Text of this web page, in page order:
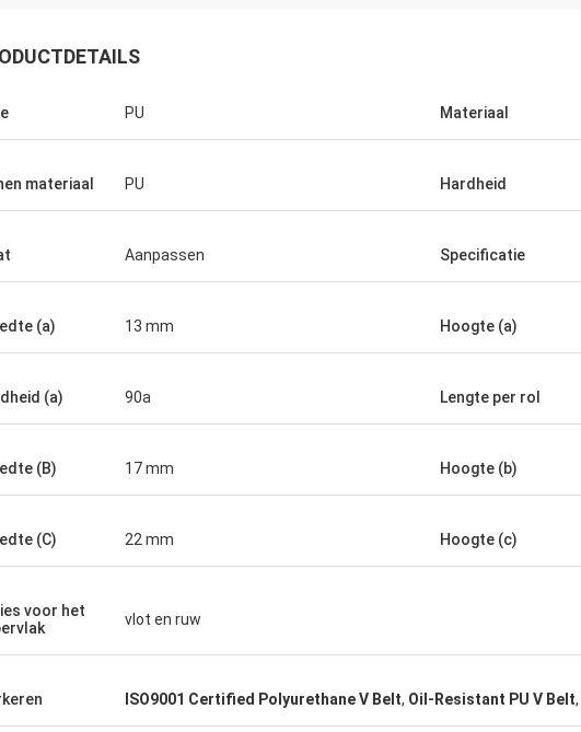
Mr.Mike
produceerde.
PU Materiaal
materiaal PU Hardheid
Aanpassen Specificatie
(a) 13 mm Hoogte (a)
(a) 90a Lengte per rol
(B) 17 mm Hoogte (b)
(C) 22 mm Hoogte (c)
voor het
vlot en ruw
ISO9001 Certified Polyurethane V Belt, Oil-Resistant PU V Belt,